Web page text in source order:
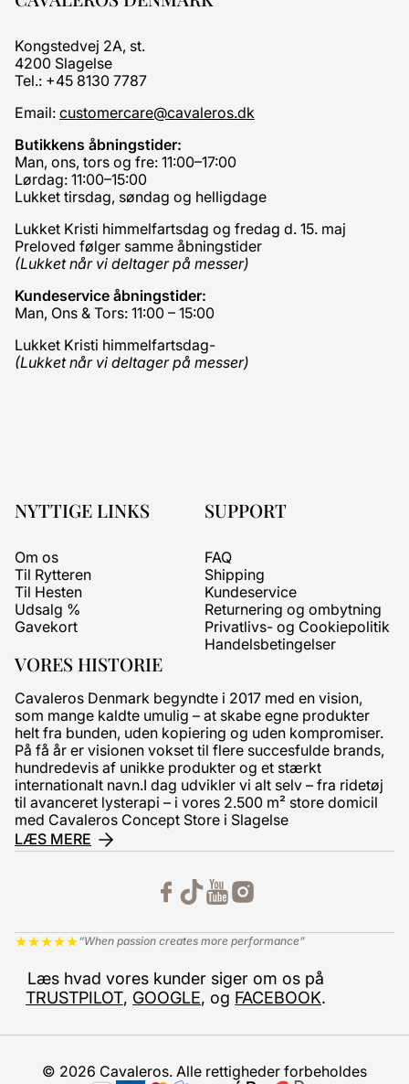
VORES HISTORIE
Cavaleros Denmark begyndte i 2017 med en vision,
som mange kaldte umulig – at skabe egne produkter
helt fra bunden, uden kopiering og uden kompromiser.
På få år er visionen vokset til flere succesfulde brands,
hundredevis af unikke produkter og et stærkt
internationalt navn.I dag udvikler vi alt selv – fra ridetøj
til avanceret lysterapi – i vores 2.500 m² store domicil
med Cavaleros Concept Store i Slagelse
LÆS MERE
★★★★★“When passion creates more performance”
Læs hvad vores kunder siger om os på
TRUSTPILOT, GOOGLE, og FACEBOOK.
Kongstedvej 2A, st.
4200 Slagelse
Tel.: +45 8130 7787
Email: customercare@cavaleros.dk
Butikkens åbningstider:
Man, ons, tors og fre: 11:00–17:00
Lørdag: 11:00–15:00
Lukket tirsdag, søndag og helligdage
Lukket Kristi himmelfartsdag og fredag d. 15. maj
Preloved følger samme åbningstider
(Lukket når vi deltager på messer)
Kundeservice åbningstider:
Man, Ons & Tors: 11:00 – 15:00
Lukket Kristi himmelfartsdag-
(Lukket når vi deltager på messer)
NYTTIGE LINKS
Om os
Til Rytteren
Til Hesten
Udsalg %
Gavekort
SUPPORT
FAQ
Shipping
Kundeservice
Returnering og ombytning
Privatlivs- og Cookiepolitik
Handelsbetingelser
© 2026 Cavaleros. Alle rettigheder forbeholdes